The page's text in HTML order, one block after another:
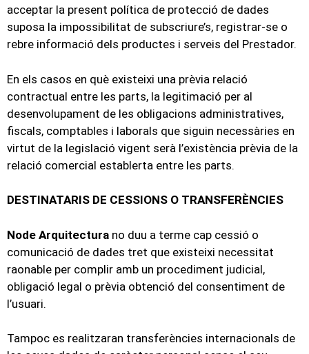
acceptar la present política de protecció de dades
suposa la impossibilitat de subscriure’s, registrar-se o
rebre informació dels productes i serveis del Prestador.
En els casos en què existeixi una prèvia relació
contractual entre les parts, la legitimació per al
desenvolupament de les obligacions administratives,
fiscals, comptables i laborals que siguin necessàries en
virtut de la legislació vigent serà l’existència prèvia de la
relació comercial establerta entre les parts.
DESTINATARIS DE CESSIONS O TRANSFERÈNCIES
Node Arquitectura no duu a terme cap cessió o
comunicació de dades tret que existeixi necessitat
raonable per complir amb un procediment judicial,
obligació legal o prèvia obtenció del consentiment de
l’usuari.
Tampoc es realitzaran transferències internacionals de